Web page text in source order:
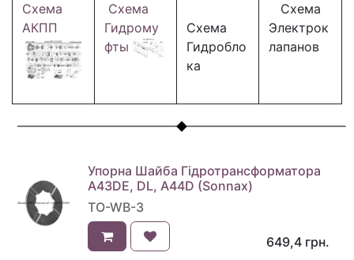
Схема
АКПП
Схема
Гидрому
фты
Схема
Гидробло
ка
Схема
Электрок
лапанов
Упорна Шайба Гідротрансформатора
A43DE, DL, A44D (Sonnax)
TO-WB-3
649,4 грн.